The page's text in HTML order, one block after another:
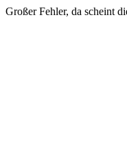
Großer Fehler, da scheint